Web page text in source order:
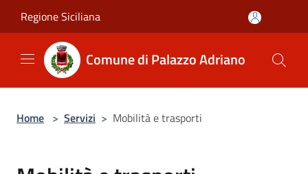
Regione Siciliana
Comune di Palazzo Adriano
Home > Servizi > Mobilità e trasporti